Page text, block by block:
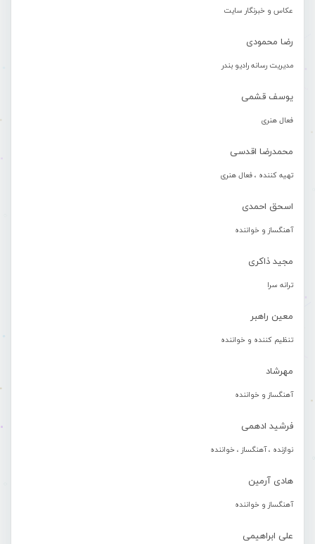
عکاس و خبرنگار سایت
رضا محمودی
مدیریت رسانه رادیو بندر
یوسف قشمی
فعال هنری
محمدرضا اقدسی
تهیه کننده ، فعال هنری
اسحق احمدی
آهنگساز و خواننده
مجید ذاکری
ترانه سرا
معین راهبر
تنظیم کننده و خواننده
مهرشاد
آهنگساز و خواننده
فرشید ادهمی
نوازنده ، آهنگساز ، خواننده
هادی آرمین
آهنگساز و خواننده
علی ابراهیمی